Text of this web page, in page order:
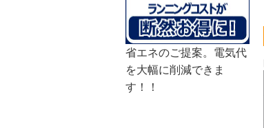
省エネのご提案。電気代
を大幅に削減できま
す！！